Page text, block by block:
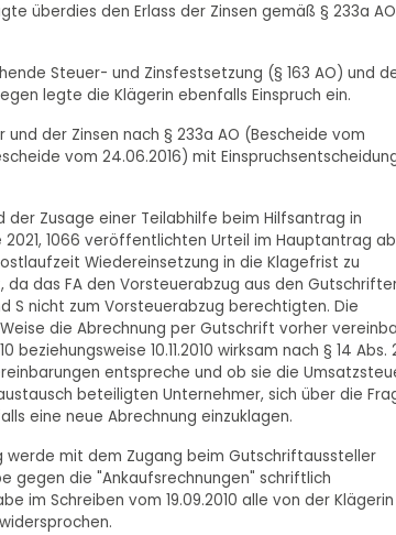
überdies den Erlass der Zinsen gemäß § 233a
Steuer- und Zinsfestsetzung (§ 163 AO) und
legte die Klägerin ebenfalls Einspruch ein.
der Zinsen nach § 233a AO (Bescheide vom
vom 24.06.2016) mit
der Zusage einer Teilabhilfe beim Hilfsantrag in
1066 veröffentlichten Urteil im Hauptantrag
Wiedereinsetzung in die Klagefrist zu
das FA den Vorsteuerabzug aus den
S nicht zum Vorsteuerabzug berechtigten. Die
die Abrechnung per Gutschrift vorher
10.11.2010 wirksam nach § 14 Abs.
entspreche und ob sie die
beteiligten Unternehmer, sich über die
eine neue Abrechnung einzuklagen.
mit dem Zugang beim Gutschriftaussteller
gegen die "Ankaufsrechnungen" schriftlich
im Schreiben vom 19.09.2010 alle von der Klägerin